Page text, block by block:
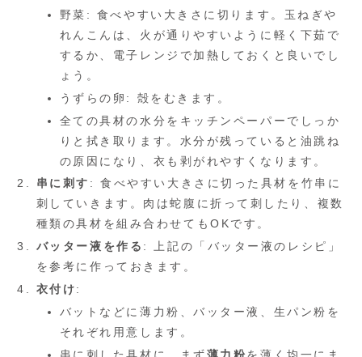
野菜: 食べやすい大きさに切ります。玉ねぎや
れんこんは、火が通りやすいように軽く下茹で
するか、電子レンジで加熱しておくと良いでし
ょう。
うずらの卵: 殻をむきます。
全ての具材の水分をキッチンペーパーでしっか
りと拭き取ります。水分が残っていると油跳ね
の原因になり、衣も剥がれやすくなります。
串に刺す : 食べやすい大きさに切った具材を竹串に
刺していきます。肉は蛇腹に折って刺したり、複数
種類の具材を組み合わせてもOKです。
バッター液を作る : 上記の「バッター液のレシピ」
を参考に作っておきます。
衣付け:
バットなどに薄力粉、バッター液、生パン粉を
それぞれ用意します。
串に刺した具材に、まず薄力粉を薄く均一にま